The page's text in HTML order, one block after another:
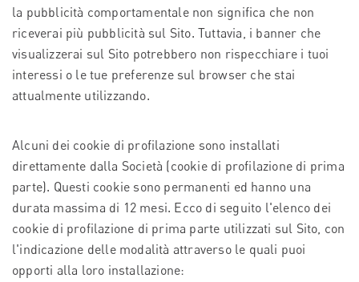
la pubblicità comportamentale non significa che non
riceverai più pubblicità sul Sito. Tuttavia, i banner che
visualizzerai sul Sito potrebbero non rispecchiare i tuoi
interessi o le tue preferenze sul browser che stai
attualmente utilizzando.
Alcuni dei cookie di profilazione sono installati
direttamente dalla Società (cookie di profilazione di prima
parte). Questi cookie sono permanenti ed hanno una
durata massima di 12 mesi. Ecco di seguito l'elenco dei
cookie di profilazione di prima parte utilizzati sul Sito, con
l'indicazione delle modalità attraverso le quali puoi
opporti alla loro installazione: